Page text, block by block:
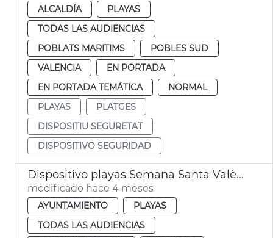
ALCALDÍA
PLAYAS
TODAS LAS AUDIENCIAS
POBLATS MARITIMS
POBLES SUD
VALENCIA
EN PORTADA
EN PORTADA TEMÁTICA
NORMAL
PLAYAS
PLATGES
DISPOSITIU SEGURETAT
DISPOSITIVO SEGURIDAD
Dispositivo playas Semana Santa València
modificado hace 4 meses
AYUNTAMIENTO
PLAYAS
TODAS LAS AUDIENCIAS